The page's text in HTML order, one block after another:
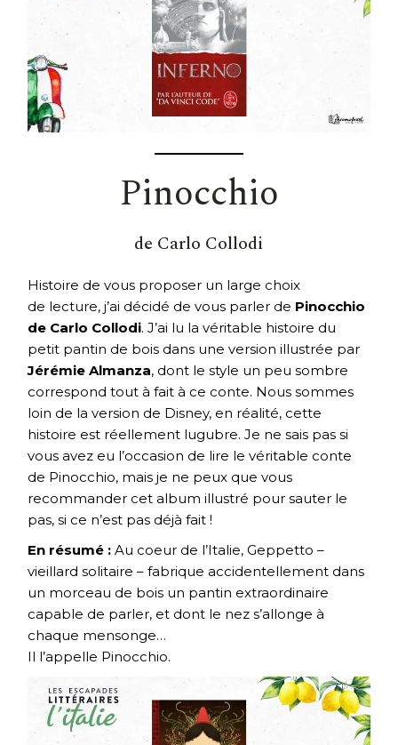
Pinocchio
de Carlo Collodi
Histoire de vous proposer un large choix
de lecture, j’ai décidé de vous parler de Pinocchio
de Carlo Collodi. J’ai lu la véritable histoire du
petit pantin de bois dans une version illustrée par
Jérémie Almanza, dont le style un peu sombre
correspond tout à fait à ce conte. Nous sommes
loin de la version de Disney, en réalité, cette
histoire est réellement lugubre. Je ne sais pas si
vous avez eu l’occasion de lire le véritable conte
de Pinocchio, mais je ne peux que vous
recommander cet album illustré pour sauter le
pas, si ce n’est pas déjà fait !
En résumé : Au coeur de l’Italie, Geppetto –
vieillard solitaire – fabrique accidentellement dans
un morceau de bois un pantin extraordinaire
capable de parler, et dont le nez s’allonge à
chaque mensonge…
Il l’appelle Pinocchio.